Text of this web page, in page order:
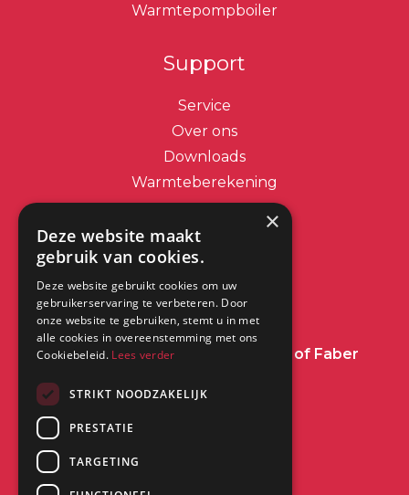
Warmtepompboiler
Support
Service
Over ons
Downloads
Warmteberekening
Contact
info@dimplex.nl
+31 (0) 513 78 98 80
Heeft u een vraag over Dimplex of Faber
×
Deze website maakt
gebruik van cookies.
Deze website gebruikt cookies om uw
gebruikerservaring te verbeteren. Door
onze website te gebruiken, stemt u in met
alle cookies in overeenstemming met ons
Cookiebeleid. Lees verder
STRIKT NOODZAKELIJK
PRESTATIE
TARGETING